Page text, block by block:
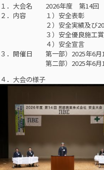
１．大会名 2026年度 第14回
２．内容 １）安全表彰
２）安全実績及び2026
３）安全優良施工賞の
４）安全宣言
３．開催日 第一部）2025年6月
第二部）2025年6月12
４．大会の様子